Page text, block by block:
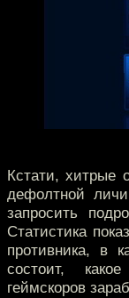
Кстати, хитрые
дефолтной
запросить
Статистика
противника, в
состоит,
геймскоров